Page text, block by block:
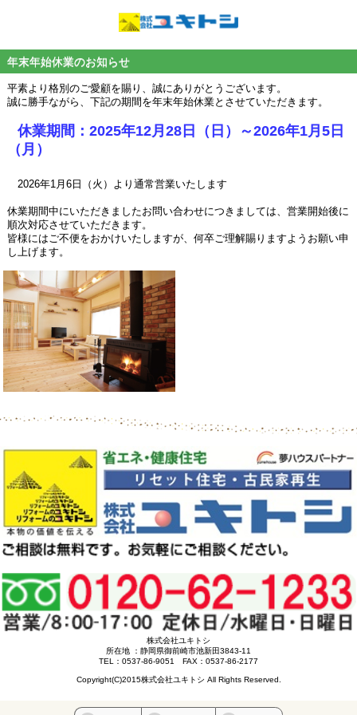
年末年始休業のお知らせ
平素より格別のご愛顧を賜り、誠にありがとうございます。
誠に勝手ながら、下記の期間を年末年始休業とさせていただきます。
休業期間：2025年12月28日（日）～2026年1月5日
（月）
2026年1月6日（火）より通常営業いたします
休業期間中にいただきましたお問い合わせにつきましては、営業開始後に
順次対応させていただきます。
皆様にはご不便をおかけいたしますが、何卒ご理解賜りますようお願い申
し上げます。
株式会社ユキトシ
所在地 ：静岡県御前崎市池新田3843-11
TEL：0537-86-9051 FAX：0537-86-2177
Copyright(C)2015株式会社ユキトシ All Rights Reserved.